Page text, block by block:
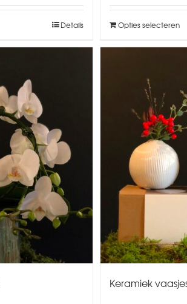
Details Opties selecteren
Keramiek